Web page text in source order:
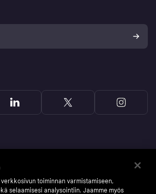
verkkosivun toiminnan varmistamiseen,
selaamisesi analysointiin. Jaamme myös